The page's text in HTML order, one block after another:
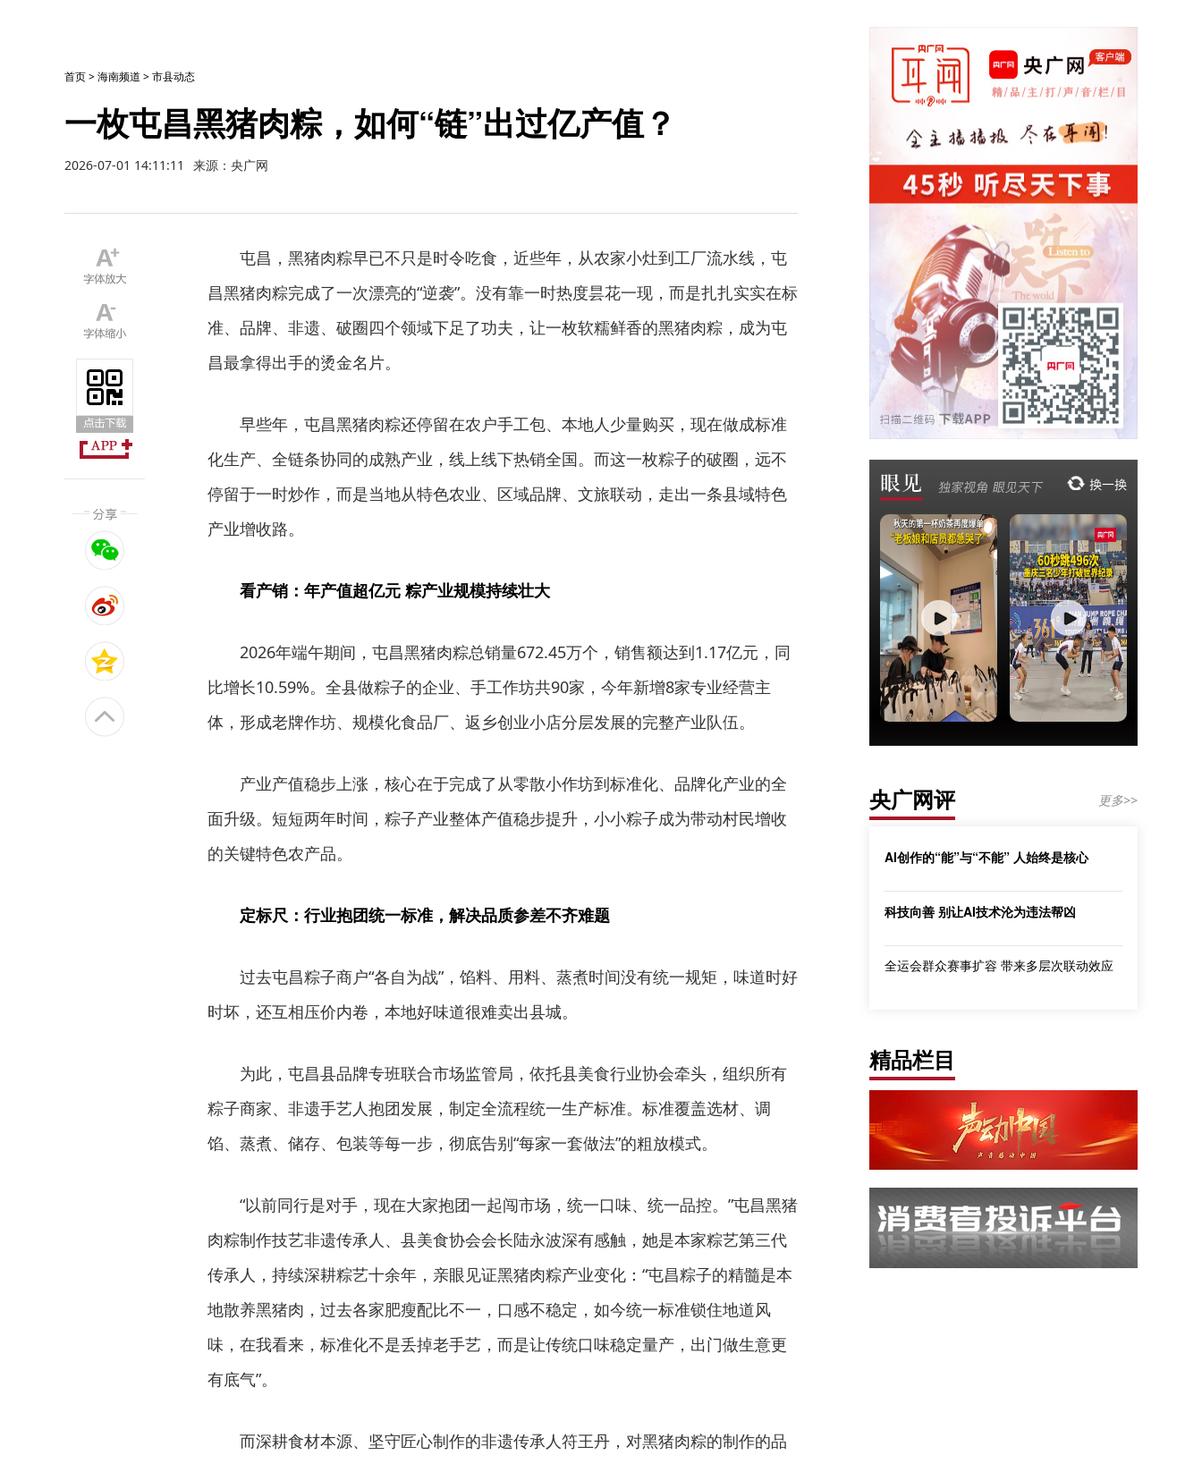
首页>海南频道 >市县动态
一枚屯昌黑猪肉粽，如何“链”出过亿产值？
2026-07-01 14:11:11 来源：央广网
屯昌，黑猪肉粽早已不只是时令吃食，近些年，从农家小灶到工厂流水线，屯
昌黑猪肉粽完成了一次漂亮的“逆袭”。没有靠一时热度昙花一现，而是扎扎实实在标
准、品牌、非遗、破圈四个领域下足了功夫，让一枚软糯鲜香的黑猪肉粽，成为屯
昌最拿得出手的烫金名片。
早些年，屯昌黑猪肉粽还停留在农户手工包、本地人少量购买，现在做成标准
化生产、全链条协同的成熟产业，线上线下热销全国。而这一枚粽子的破圈，远不
停留于一时炒作，而是当地从特色农业、区域品牌、文旅联动，走出一条县域特色
产业增收路。
看产销：年产值超亿元 粽产业规模持续壮大
2026年端午期间，屯昌黑猪肉粽总销量672.45万个，销售额达到1.17亿元，同
比增长10.59%。全县做粽子的企业、手工作坊共90家，今年新增8家专业经营主
体，形成老牌作坊、规模化食品厂、返乡创业小店分层发展的完整产业队伍。
产业产值稳步上涨，核心在于完成了从零散小作坊到标准化、品牌化产业的全
面升级。短短两年时间，粽子产业整体产值稳步提升，小小粽子成为带动村民增收
的关键特色农产品。
定标尺：行业抱团统一标准，解决品质参差不齐难题
过去屯昌粽子商户“各自为战”，馅料、用料、蒸煮时间没有统一规矩，味道时好
时坏，还互相压价内卷，本地好味道很难卖出县城。
为此，屯昌县品牌专班联合市场监管局，依托县美食行业协会牵头，组织所有
粽子商家、非遗手艺人抱团发展，制定全流程统一生产标准。标准覆盖选材、调
馅、蒸煮、储存、包装等每一步，彻底告别“每家一套做法”的粗放模式。
“以前同行是对手，现在大家抱团一起闯市场，统一口味、统一品控。”屯昌黑猪
肉粽制作技艺非遗传承人、县美食协会会长陆永波深有感触，她是本家粽艺第三代
传承人，持续深耕粽艺十余年，亲眼见证黑猪肉粽产业变化：“屯昌粽子的精髓是本
地散养黑猪肉，过去各家肥瘦配比不一，口感不稳定，如今统一标准锁住地道风
味，在我看来，标准化不是丢掉老手艺，而是让传统口味稳定量产，出门做生意更
有底气”。
而深耕食材本源、坚守匠心制作的非遗传承人符王丹，对黑猪肉粽的制作的品
央广网评 更多>>
AI创作的“能”与“不能” 人始终是核心
科技向善 别让AI技术沦为违法帮凶
全运会群众赛事扩容 带来多层次联动效应
精品栏目